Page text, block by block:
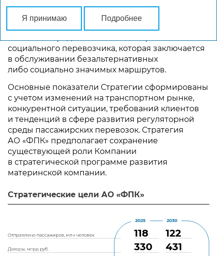
направлениях внутри Российской Федерации
и повышение конкурентоспособности
социального перевозчика, которая заключается
в обслуживании безальтернативных
либо социально значимых маршрутов.
Основные показатели Стратегии сформированы
с учетом изменений на транспортном рынке,
конкурентной ситуации, требований клиентов
и тенденций в сфере развития регуляторной
среды пассажирских перевозок. Стратегия
АО «ФПК» предполагает сохранение
существующей роли Компании
в стратегической программе развития
материнской компании.
Стратегические цели АО «ФПК»
.
118
330
122
431
2025 2030
Я принимаю Подробнее